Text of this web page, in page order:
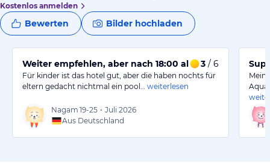
Kostenlos anmelden
Bewerten Bilder hochladen
Weiter empfehlen, aber nach 18:00 alles zu
3 / 6
Für kinder ist das hotel gut, aber die haben nochts für
eltern gedacht nichtmal ein pool…
weiterlesen
Nagam 19-25 • Juli 2026
Aus Deutschland
Mein